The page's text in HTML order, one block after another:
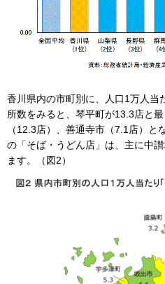
香川県内の市町別に、人口1万人当
所数をみると、琴平町が13.3店と
（12.3店）、善通寺市（7.1店）と
の「そば・うどん店」は、主に中
ます。（図2）